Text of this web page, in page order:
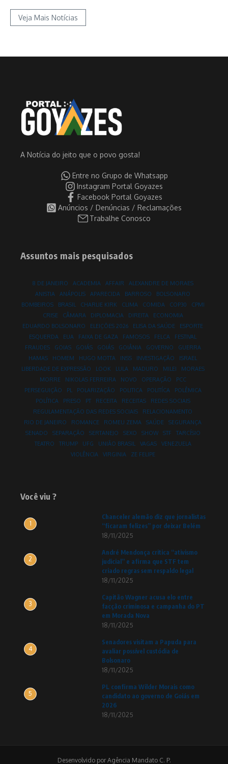
Veja Mais Notícias
A Notícia do jeito que o povo gosta!
Entre no Grupo de Whatsapp
Instagram Portal Goyazes
Facebook Portal Goyazes
Anúncios / Denúncias / Reclamações
Trabalhe Conosco
Assuntos mais pesquisados
8 DE JANEIRO ACADEMIA AFFAIR
ALEXANDRE DE MORAES
ANISTIA
ANÁPOLIS APARECIDA BARROSO
BOLSONARO
BOMBEIROS
BRASIL CHARLIE KIRK CLIMA COMIDA COP30
CPMI
CRISE
CÂMARA DIPLOMACIA DIREITA
ECONOMIA
EDUARDO BOLSONARO
ELEIÇÕES 2026 ELISA DA SAÚDE
ESPORTE
ESQUERDA
EUA FAIXA DE GAZA FAMOSOS FELCA
FESTIVAL
FRAUDES
GOIAS GOIÁS GOIÁS GOIÂNIA GOVERNO
GUERRA
HAMAS
HOMEM HUGO MOTTA INSS INVESTIGAÇÃO
ISRAEL
LIBERDADE DE EXPRESSÃO
LOOK LULA MADURO MILEI
MORAES
MORRE
NIKOLAS FERREIRA NOVO OPERAÇÃO
PCC
PERSEGUIÇÃO
PL POLARIZAÇÃO POLITICA POLITÍCA
POLÊMICA
POLÍTICA
PRESO PT RECEITA RECEITAS
REDES SOCIAIS
REGULAMENTAÇÃO DAS REDES SOCIAIS
RELACIONAMENTO
RIO DE JANEIRO
ROMANCE ROMEU ZEMA SAÚDE
SEGURANÇA
SENADO
SEPARAÇÃO SERTANEJO SEXO SHOW STF
TARCÍSIO
TEATRO
TRUMP UFG UNIÃO BRASIL VAGAS
VENEZUELA
VIOLÊNCIA
VIRGINIA ZE FELIPE
Você viu ?
1
Chanceler alemão diz que jornalistas
“ficaram felizes” por deixar Belém
18/11/2025
2
André Mendonça critica “ativismo
judicial” e afirma que STF tem
criado regras sem respaldo legal
18/11/2025
3
Capitão Wagner acusa elo entre
facção criminosa e campanha do PT
em Morada Nova
18/11/2025
4
Senadores visitam a Papuda para
avaliar possível custódia de
Bolsonaro
18/11/2025
5
PL confirma Wilder Morais como
candidato ao governo de Goiás em
2026
18/11/2025
Desenvolvido por Agência Mandato C. P.